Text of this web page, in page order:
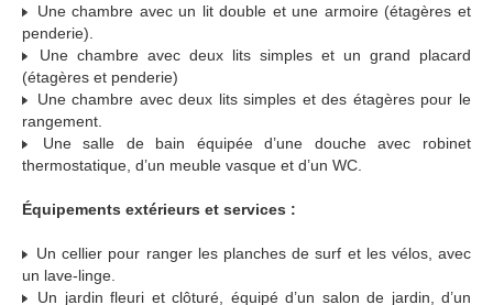
Une chambre avec un lit double et une armoire (étagères et
penderie).
Une chambre avec deux lits simples et un grand placard
(étagères et penderie)
Une chambre avec deux lits simples et des étagères pour le
rangement.
Une salle de bain équipée d’une douche avec robinet
thermostatique, d’un meuble vasque et d’un WC.
Équipements extérieurs et services :
Un cellier pour ranger les planches de surf et les vélos, avec
un lave-linge.
Un jardin fleuri et clôturé, équipé d’un salon de jardin, d’un